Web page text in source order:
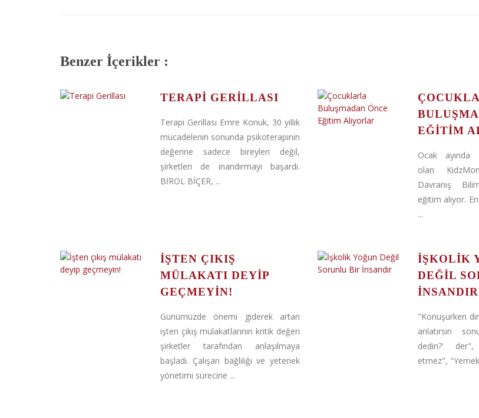
Benzer İçerikler :
TERAPI GERILLASI
Terapi Gerillası Emre Konuk, 30 yıllık
mücadelenin sonunda psikoterapinin
değerine sadece bireyleri değil,
şirketleri de inandırmayı başardı.
BİROL BİÇER, ...
EĞITIM
Ocak ayında
olan
Davranış
eğitim alıyor.
...
İŞTEN ÇIKIŞ
MÜLAKATI DEYIP
GEÇMEYIN!
Günümüzde önemi giderek artan
işten çıkış mülakatlarının kritik değeri
şirketler tarafından anlaşılmaya
başladı. Çalışan bağlılığı ve yetenek
yönetimi sürecine ...
İŞKOLIK
DEĞIL
İNSANDIR
"Konuşurken
anlatırsın
dedin?' der",
etmez",